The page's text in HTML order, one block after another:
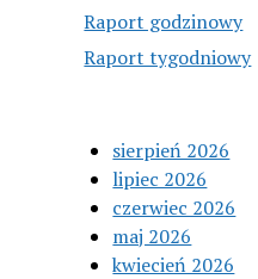
Raport godzinowy
Raport tygodniowy
sierpień 2026
lipiec 2026
czerwiec 2026
maj 2026
kwiecień 2026